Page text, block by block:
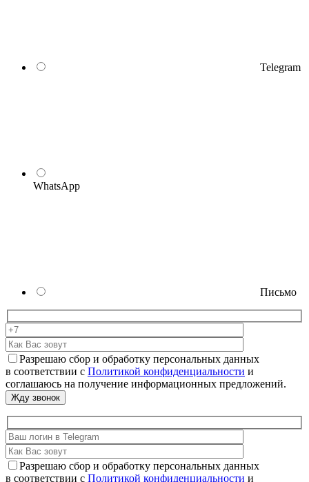
Telegram
WhatsApp
Письмо
Разрешаю сбор и обработку персональных данных
в соответствии с Политикой конфиденциальности и
соглашаюсь на получение информационных предложений.
Разрешаю сбор и обработку персональных данных
в соответствии с Политикой конфиденциальности и